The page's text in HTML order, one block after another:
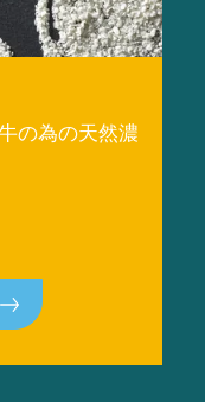
の為の天然濃